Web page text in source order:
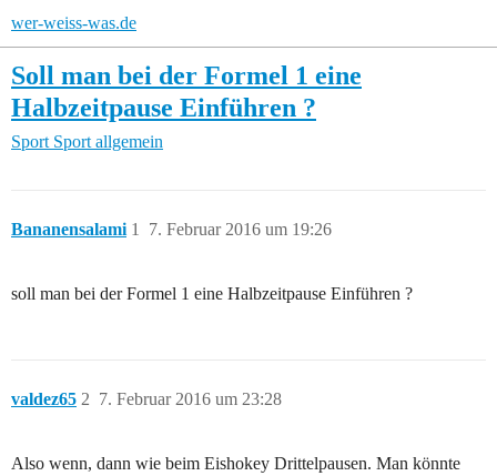
wer-weiss-was.de
Soll man bei der Formel 1 eine
Halbzeitpause Einführen ?
Sport Sport allgemein
Bananensalami 7. Februar 2016 um 19:26
1
soll man bei der Formel 1 eine Halbzeitpause Einführen ?
valdez65 7. Februar 2016 um 23:28
2
Also wenn, dann wie beim Eishokey Drittelpausen. Man könnte